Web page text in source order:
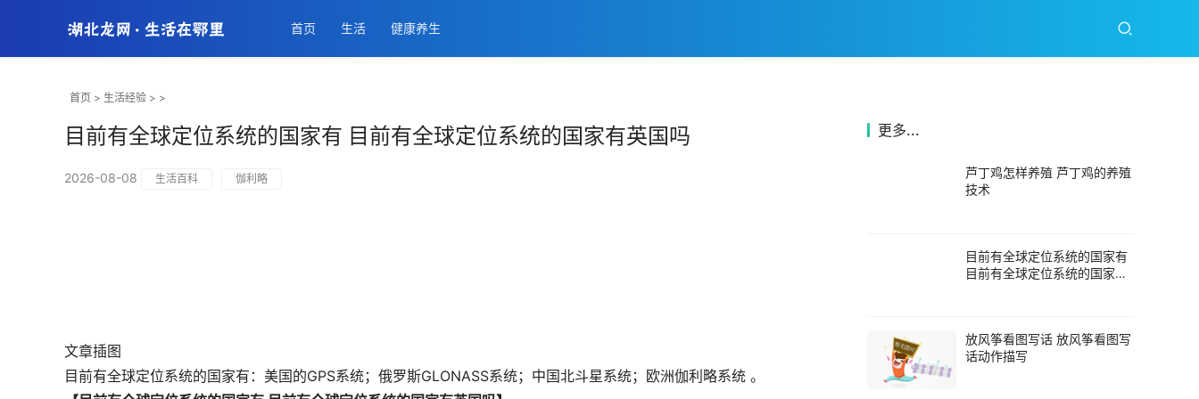
首页 生活 健康养生
首页 > 生活经验 > >
目前有全球定位系统的国家有 目前有全球定位系统的国家有英国吗
2026-08-08 生活百科 伽利略
文章插图
目前有全球定位系统的国家有：美国的GPS系统；俄罗斯GLONASS系统；中国北斗星系统；欧洲伽利略系统 。
更多...
芦丁鸡怎样养殖 芦丁鸡的养殖
技术
目前有全球定位系统的国家有
目前有全球定位系统的国家有
放风筝看图写话 放风筝看图写
话动作描写